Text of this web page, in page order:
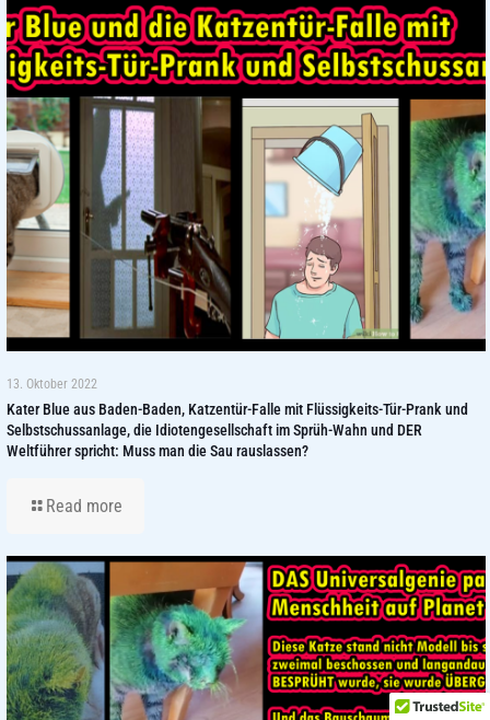
13. Oktober 2022
Kater Blue aus Baden-Baden, Katzentür-Falle mit Flüssigkeits-Tür-Prank und
Selbstschussanlage, die Idiotengesellschaft im Sprüh-Wahn und DER
Weltführer spricht: Muss man die Sau rauslassen?
Read more